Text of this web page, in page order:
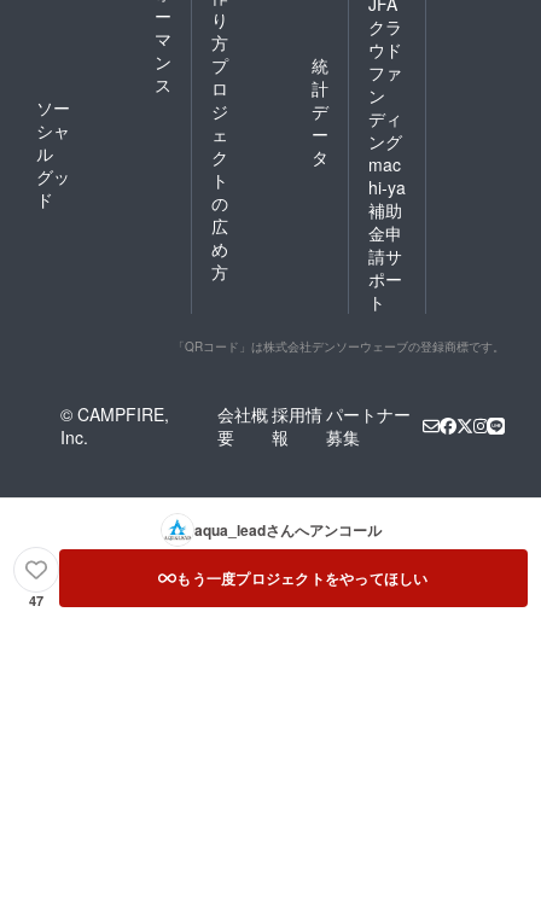
ー
マ
ン
ス
ソー
シャ
ル
グッ
ド
り
方
プ
ロ
ジ
ェ
ク
ト
の
広
め
方
統
計
デ
ー
タ
クラ
ウド
ファ
ン
ディ
ング
mac
hi-ya
補助
金申
請サ
ポー
ト
「QRコード」は株式会社デンソーウェーブの登録商標です。
© CAMPFIRE,
Inc.
会社概
要
採用情
報
パートナー
募集
aqua_leadさんへアンコール
47
もう一度プロジェクトをやってほしい